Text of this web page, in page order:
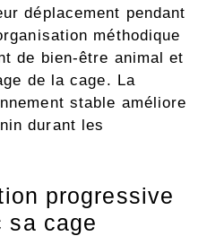
déplacement pendant
méthodique
de bien-être animal et
de la cage. La
stable améliore
durant les
progressive
sa cage